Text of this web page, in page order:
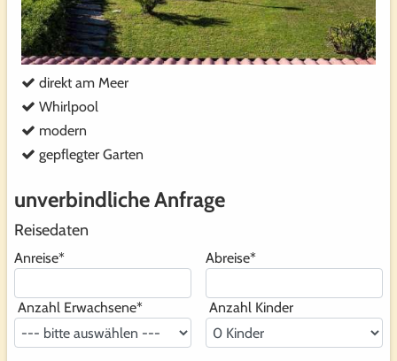
direkt am Meer
Whirlpool
modern
gepflegter Garten
unverbindliche Anfrage
Reisedaten
Anreise* Abreise*
Anzahl Erwachsene* Anzahl Kinder